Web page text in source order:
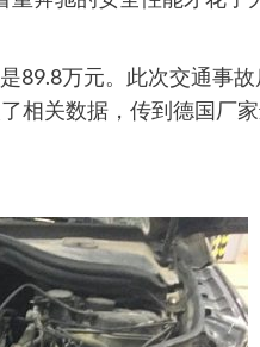
万元。此次交通事故
相关数据，传到德国厂